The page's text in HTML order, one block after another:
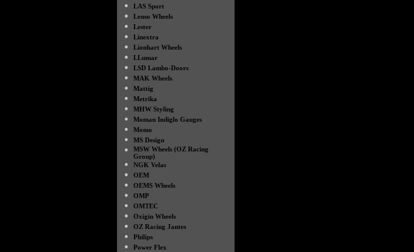
●
LAS Sport
●
Lenso Wheels
●
Lester
●
Linextra
●
Lionhart Wheels
●
LLumar
●
LSD Lambo-Doors
●
MAK Wheels
●
Mattig
●
Metrika
●
MHW Styling
●
Moman Indiglo Gauges
●
Momo
●
MS Design
●
MSW Wheels (OZ Racing
Group)
●
NGK Velas
●
OEM
●
OEMS Wheels
●
OMP
●
OMTEC
●
Oxigin Wheels
●
OZ Racing Jantes
●
Philips
●
Power Flex